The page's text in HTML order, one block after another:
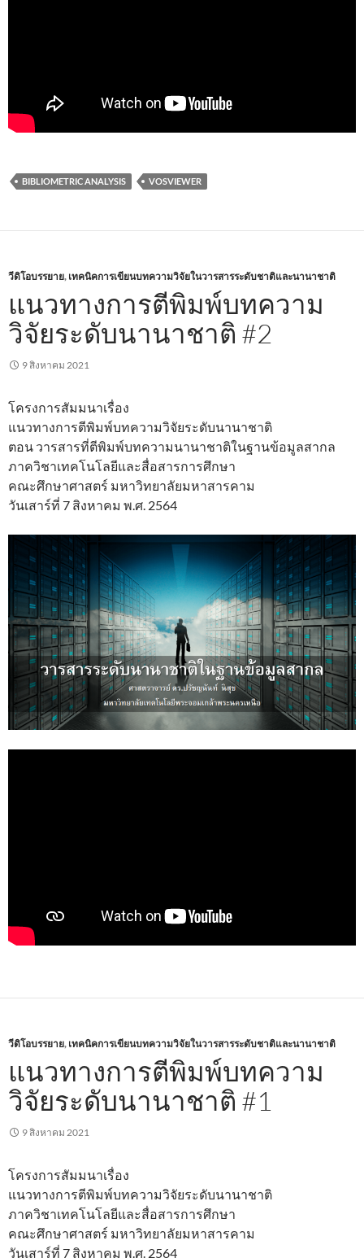
BIBLIOMETRIC ANALYSIS VOSVIEWER
วีดิโอบรรยาย, เทคนิคการเขียนบทความวิจัยในวารสารระดับชาติและนานาชาติ
แนวทางการตีพิมพ์บทความ
วิจัยระดับนานาชาติ #2
9 สิงหาคม 2021
โครงการสัมมนาเรื่อง
แนวทางการตีพิมพ์บทความวิจัยระดับนานาชาติ
ตอน วารสารที่ตีพิมพ์บทความนานาชาติในฐานข้อมูลสากล
ภาควิชาเทคโนโลยีและสื่อสารการศึกษา
คณะศึกษาศาสตร์ มหาวิทยาลัยมหาสารคาม
วันเสาร์ที่ 7 สิงหาคม พ.ศ. 2564
วีดิโอบรรยาย, เทคนิคการเขียนบทความวิจัยในวารสารระดับชาติและนานาชาติ
แนวทางการตีพิมพ์บทความ
วิจัยระดับนานาชาติ #1
9 สิงหาคม 2021
โครงการสัมมนาเรื่อง
แนวทางการตีพิมพ์บทความวิจัยระดับนานาชาติ
ภาควิชาเทคโนโลยีและสื่อสารการศึกษา
คณะศึกษาศาสตร์ มหาวิทยาลัยมหาสารคาม
วันเสาร์ที่ 7 สิงหาคม พ.ศ. 2564